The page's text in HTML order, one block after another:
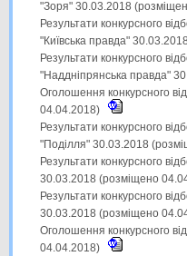
"Зоря" 30.03.2018
Результати конкурсного
"Київська правда"
Результати конкурсного
"Наддніпрянська правда"
Оголошення конкурсного
04.04.2018)
Результати конкурсного
"Поділля" 30.03.2018
Результати конкурсного
30.03.2018 (розміщено
Результати конкурсного
30.03.2018 (розміщено
Оголошення конкурсного
04.04.2018)